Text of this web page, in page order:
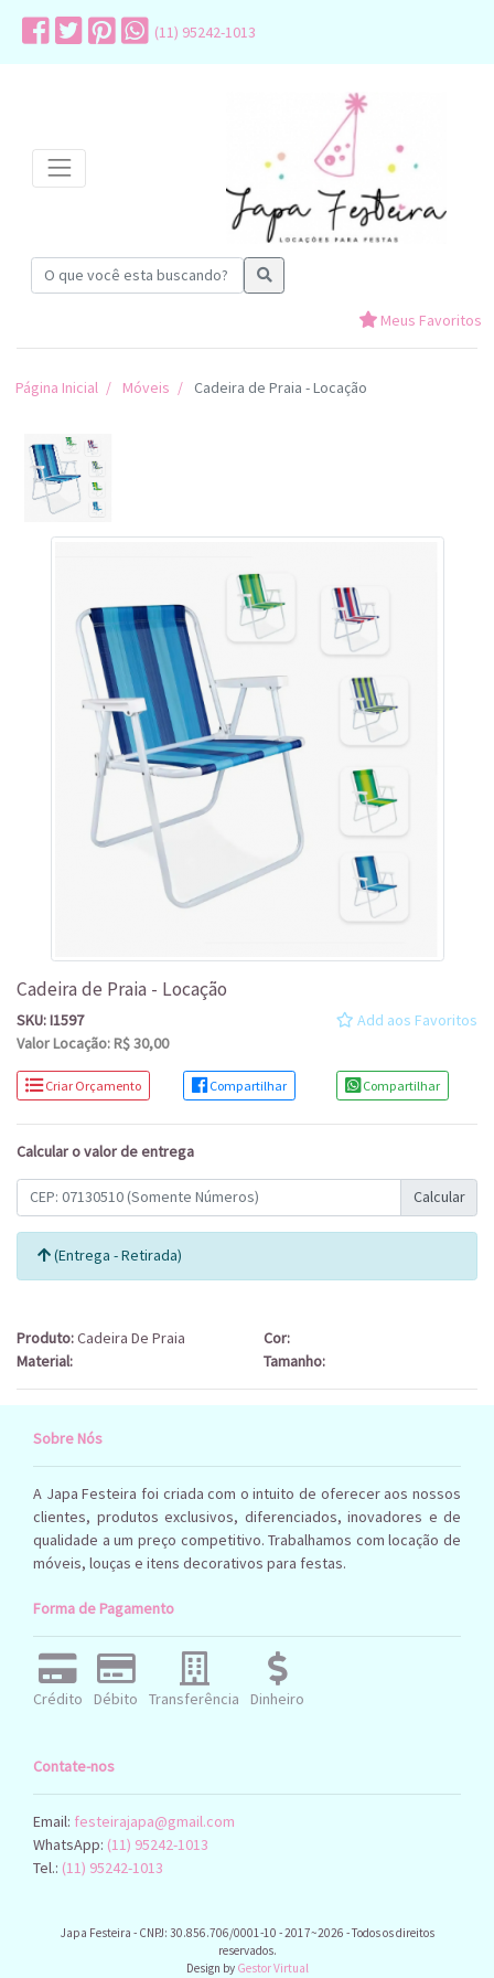
(11) 95242-1013
Meus Favoritos
Página Inicial Móveis Cadeira de Praia - Locação
Cadeira de Praia - Locação
SKU: I1597
Valor Locação: R$ 30,00
Add aos Favoritos
Criar Orçamento Compartilhar Compartilhar
Calcular o valor de entrega
Calcular
(Entrega - Retirada)
Produto:Cadeira De Praia
Material:
Cor:
Tamanho:
Sobre Nós
A Japa Festeira foi criada com o intuito de oferecer aos nossos
clientes, produtos exclusivos, diferenciados, inovadores e de
qualidade a um preço competitivo. Trabalhamos com locação de
móveis, louças e itens decorativos para festas.
Forma de Pagamento
Crédito Débito Transferência Dinheiro
Contate-nos
Email: festeirajapa@gmail.com
WhatsApp: (11) 95242-1013
Tel.: (11) 95242-1013
Japa Festeira - CNPJ: 30.856.706/0001-10 - 2017~2026 - Todos os direitos
reservados.
Design by Gestor Virtual